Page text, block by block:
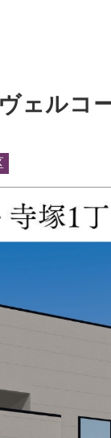
ェルコ